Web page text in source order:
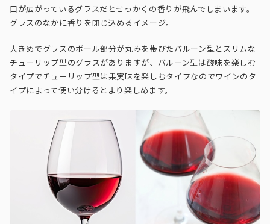
口が広がっているグラスだとせっかくの香りが飛んでしまいます。
グラスのなかに香りを閉じ込めるイメージ。
大きめでグラスのボール部分が丸みを帯びたバルーン型とスリムな
チューリップ型のグラスがありますが、バルーン型は酸味を楽しむ
タイプでチューリップ型は果実味を楽しむタイプなのでワインのタ
イプによって使い分けるとより楽しめます。